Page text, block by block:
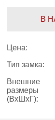
В
Цена:
Тип замка:
Внешние
размеры
(ВхШхГ):